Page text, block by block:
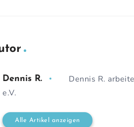
Dennis R.
Dennis R.
e.V.
Alle Artikel anzeigen